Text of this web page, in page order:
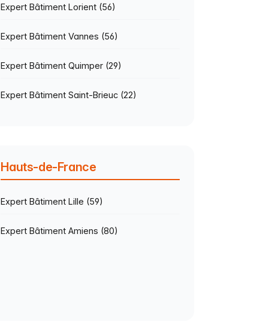
Expert Bâtiment Lorient (56)
Expert Bâtiment Vannes (56)
Expert Bâtiment Quimper (29)
Expert Bâtiment Saint-Brieuc (22)
Hauts-de-France
Expert Bâtiment Lille (59)
Expert Bâtiment Amiens (80)